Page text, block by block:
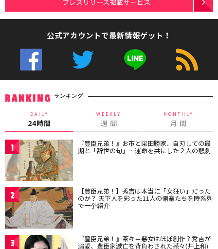
公式アカウントで最新情報ゲット！
RANKING ランキング
DAILY
24時間
WEEKLY
週 間
MONTHLY
月 間
1 『豊臣兄弟！』お市と柴田勝家、自刃しての最
期と「辞世の句」…運命を共にした２人の悲劇
2 【豊臣兄弟！】秀吉は本当に「女狂い」だった
のか？ 天下人を彩った11人の側室たちを時系列
で一挙紹介
3 『豊臣兄弟！』茶々＝悪女はほぼ創作？秀吉が
溺愛、豊臣家滅亡を背負わされた茶々(井上和)